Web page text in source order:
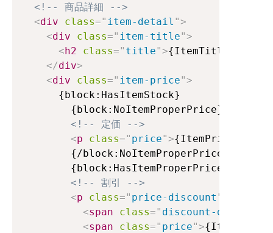
<!-- 商品詳細 -->
<div class=" item-detail ">
<div class=" item-title">
<h2 class=" title">
</div>
<div class=" item-price">
      {block:HasItemStock}
        {block:NoItemProperPrice}
<!-- 定価 -->
<p class=" price">{ItemPrice}
        {/block:NoItemProperPrice}
        {block:HasItemProperPrice}
<!-- 割引 -->
<p class=" price-discount "
<span class=" discount-default
<span class=" price">{ItemPrice}